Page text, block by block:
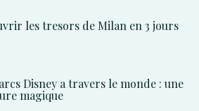
les tresors de Milan en 3 jours
Disney a travers le monde : une
magique